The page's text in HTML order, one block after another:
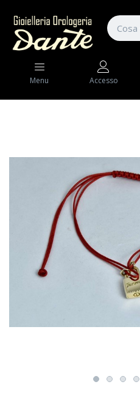
Menu Accesso